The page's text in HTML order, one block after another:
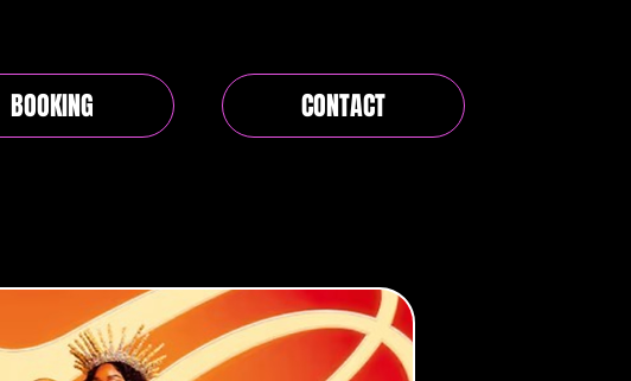
BOOKING CONTACT